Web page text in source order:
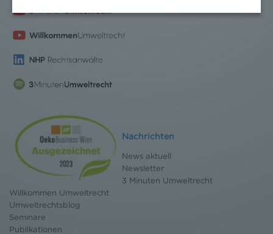
Nachrichten
News aktuell
Newsletter
3 Minuten Umweltrecht
Willkommen Umweltrecht
Umweltrechtsblog
Seminare
Publikationen
werden können. Zudem finden Sie am
Bildschirmrand ein Cookie-Icon wo Sie jederzeit Ihre
Weitere Infomationen finden Sie hier: